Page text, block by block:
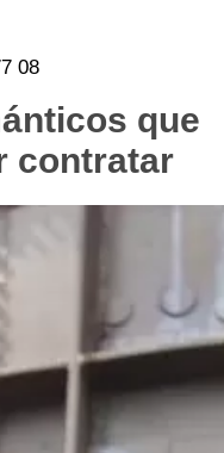
08
que
contratar